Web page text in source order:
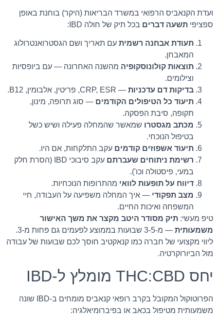
ועדת הקנאביס הרפואי במשרד הבריאות (היקר) בוחנת באופן
ספציפי תשעה דברים בכל תיק של חולה IBD:
תעודת אבחנה רשמית עם תאריך ושם הגסטרואנטרולוג
המאבחן.
תוצאות קולונוסקופיה מהשנה האחרונה — עם ביופסיות
וצילומים.
בדיקות דם עדכניות — CRP, ESR, פריטין, אלבומין, B12.
תיעוד כל הטיפולים הקודמים — סוג תרופה, מינון,
תקופה, סיבת הפסקה.
מכתב מגסטרו שמאשר שהמחלה פעילה ושיש כשל
בטיפול הנוכחי.
תיעוד אשפוזים קודמים עקב התלקחות, אם היו.
רשימת ניתוחים שעברתם
עקב סיבוכי IBD (הסרת חלק
במעי, פיסטולה וכו').
דיווח על תופעות לוואי מהתרופות הנוכחיות.
מצב תפקודי — איך המחלה משפיעה על העבודה, חיי
המשפחה ואיכות החיים.
טיפ מעשי: תיק מסודר היטב מקצר את משך האישור
משמעותית
— מ-3-5 שבועות בממוצע לפעמים גם פחות מ-3.
ליווי מקצועי של חברה כמו קנאקטיב חוסך לכם שבועות של עבודה
מול הביורוקרטיה.
יחס THC:CBD מומלץ ל-IBD
הפרוטוקול המקובל בקרב רופאי קנאביס מומחים ב-IBD שונה
משמעותית מטיפול בכאב או בפיברומיאלגיה: